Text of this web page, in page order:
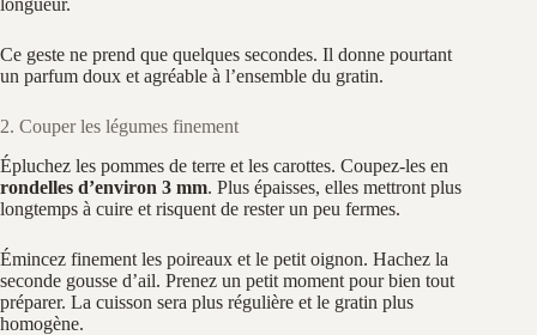
Ce geste ne prend que quelques secondes. Il donne pourtant
un parfum doux et agréable à l’ensemble du gratin.
2. Couper les légumes finement
Épluchez les pommes de terre et les carottes. Coupez-les en
rondelles d’environ 3 mm. Plus épaisses, elles mettront plus
longtemps à cuire et risquent de rester un peu fermes.
Émincez finement les poireaux et le petit oignon. Hachez la
seconde gousse d’ail. Prenez un petit moment pour bien tout
préparer. La cuisson sera plus régulière et le gratin plus
homogène.